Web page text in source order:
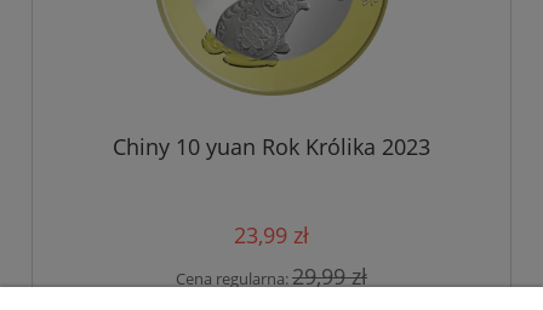
Chiny 10 yuan Rok Królika 2023
23,99 zł
Cena regularna:29,99 zł